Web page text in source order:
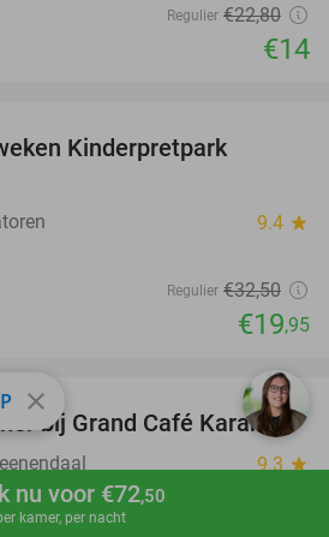
Boek nu
nu voor €72,50
kamer, per nacht
Regulier €22,80
€14
Kinderpretpark
9.4 star
Regulier €32,50
€19,95
43%
bij Grand Café Karakter
9.3 star
close